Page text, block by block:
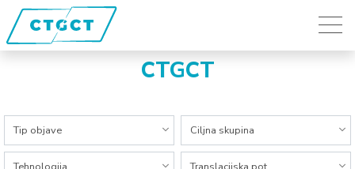
CTGCT
Tip objave
Vse kategorije Ciljna skupina
Vse kategorije